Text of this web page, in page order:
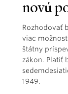
novú
Rozhodovať
viac
štátny
zákon. Platiť
1949.